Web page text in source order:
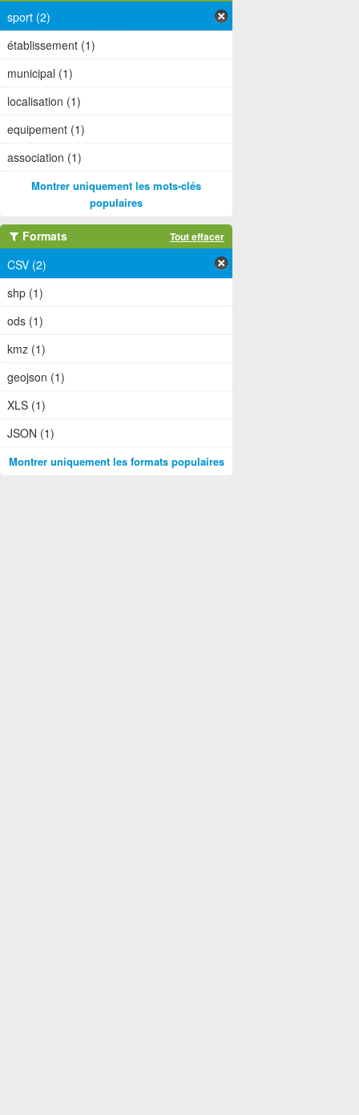
sport (2)
établissement (1)
municipal (1)
localisation (1)
equipement (1)
association (1)
Montrer uniquement les mots-clés
populaires
Formats Tout effacer
CSV (2)
shp (1)
ods (1)
kmz (1)
geojson (1)
XLS (1)
JSON (1)
Montrer uniquement les formats populaires